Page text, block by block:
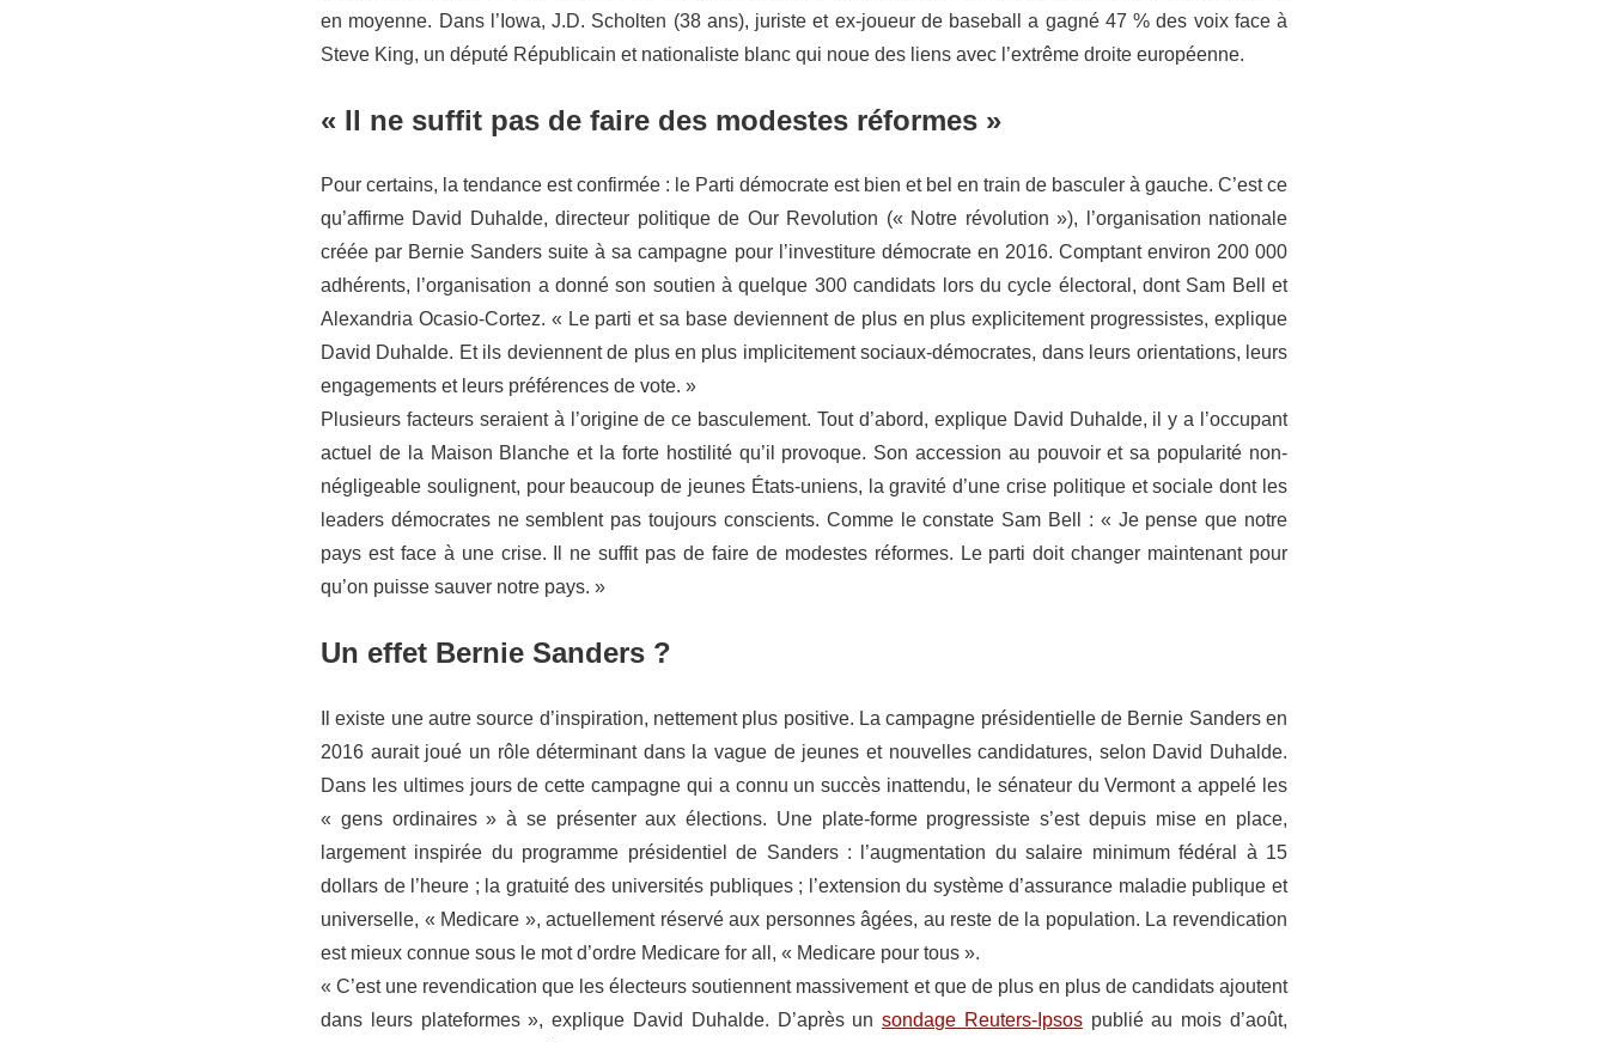
en moyenne. Dans l’Iowa, J.D. Scholten (38 ans), juriste et ex-joueur de baseball a gagné 47 % des voix face à
Steve King, un député Républicain et nationaliste blanc qui noue des liens avec l’extrême droite européenne.
« Il ne suffit pas de faire des modestes réformes »
Pour certains, la tendance est confirmée : le Parti démocrate est bien et bel en train de basculer à gauche. C’est ce
qu’affirme David Duhalde, directeur politique de Our Revolution (« Notre révolution »), l’organisation nationale
créée par Bernie Sanders suite à sa campagne pour l’investiture démocrate en 2016. Comptant environ 200 000
adhérents, l’organisation a donné son soutien à quelque 300 candidats lors du cycle électoral, dont Sam Bell et
Alexandria Ocasio-Cortez. « Le parti et sa base deviennent de plus en plus explicitement progressistes, explique
David Duhalde. Et ils deviennent de plus en plus implicitement sociaux-démocrates, dans leurs orientations, leurs
engagements et leurs préférences de vote. »
Plusieurs facteurs seraient à l’origine de ce basculement. Tout d’abord, explique David Duhalde, il y a l’occupant
actuel de la Maison Blanche et la forte hostilité qu’il provoque. Son accession au pouvoir et sa popularité non-
négligeable soulignent, pour beaucoup de jeunes États-uniens, la gravité d’une crise politique et sociale dont les
leaders démocrates ne semblent pas toujours conscients. Comme le constate Sam Bell : « Je pense que notre
pays est face à une crise. Il ne suffit pas de faire de modestes réformes. Le parti doit changer maintenant pour
qu’on puisse sauver notre pays. »
Un effet Bernie Sanders ?
Il existe une autre source d’inspiration, nettement plus positive. La campagne présidentielle de Bernie Sanders en
2016 aurait joué un rôle déterminant dans la vague de jeunes et nouvelles candidatures, selon David Duhalde.
Dans les ultimes jours de cette campagne qui a connu un succès inattendu, le sénateur du Vermont a appelé les
« gens ordinaires » à se présenter aux élections. Une plate-forme progressiste s’est depuis mise en place,
largement inspirée du programme présidentiel de Sanders : l’augmentation du salaire minimum fédéral à 15
dollars de l’heure ; la gratuité des universités publiques ; l’extension du système d’assurance maladie publique et
universelle, « Medicare », actuellement réservé aux personnes âgées, au reste de la population. La revendication
est mieux connue sous le mot d’ordre Medicare for all, « Medicare pour tous ».
« C’est une revendication que les électeurs soutiennent massivement et que de plus en plus de candidats ajoutent
dans leurs plateformes », explique David Duhalde. D’après unsondage Reuters-Ipsospublié au mois d’août,